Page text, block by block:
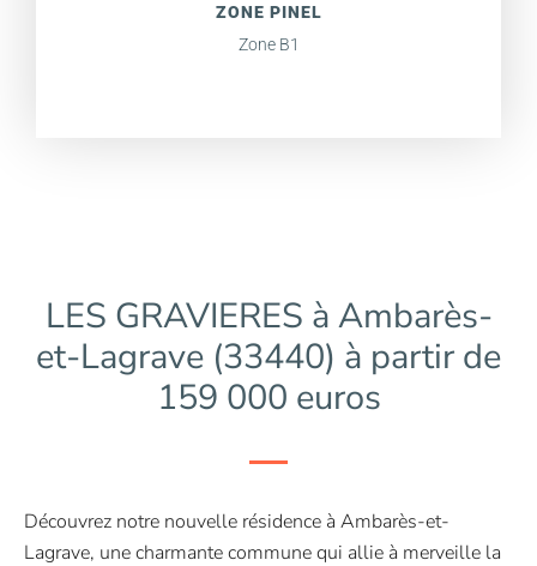
ZONE PINEL
Zone B1
LES GRAVIERES à Ambarès-
et-Lagrave (33440) à partir de
159 000 euros
Découvrez notre nouvelle résidence à Ambarès-et-
Lagrave, une charmante commune qui allie à merveille la